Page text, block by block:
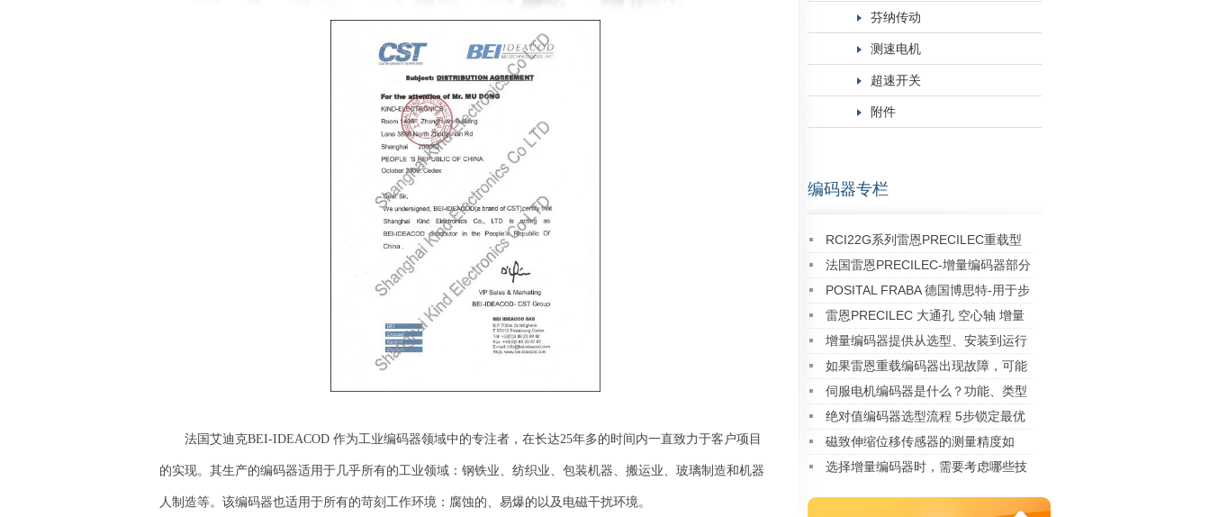
芬纳传动
测速电机
超速开关
附件
编码器专栏
RCI22G系列雷恩PRECILEC重载型
编码器
法国雷恩PRECILEC-增量编码器部分
经典应用案例
POSITAL FRABA 德国博思特-用于步
进电机的多圈Kit编码器
雷恩PRECILEC 大通孔 空心轴 增量
式旋转编码器RCI90D系列
增量编码器提供从选型、安装到运行
维护的一站式技术支持！
如果雷恩重载编码器出现故障，可能
有哪些原因及对应的解决方法？
伺服电机编码器是什么？功能、类型
及应用详解
绝对值编码器选型流程 5步锁定最优
型号
磁致伸缩位移传感器的测量精度如
何？
选择增量编码器时，需要考虑哪些技
法国艾迪克BEI-IDEACOD 作为工业编码器领域中的专注者，在长达25年多的时间内一直致力于客户项目
的实现。其生产的编码器适用于几乎所有的工业领域：钢铁业、纺织业、包装机器、搬运业、玻璃制造和机器
人制造等。该编码器也适用于所有的苛刻工作环境：腐蚀的、易爆的以及电磁干扰环境。